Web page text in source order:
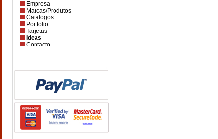
Empresa
Marcas/Produtos
Catálogos
Portfolio
Tarjetas
Ideas
Contacto